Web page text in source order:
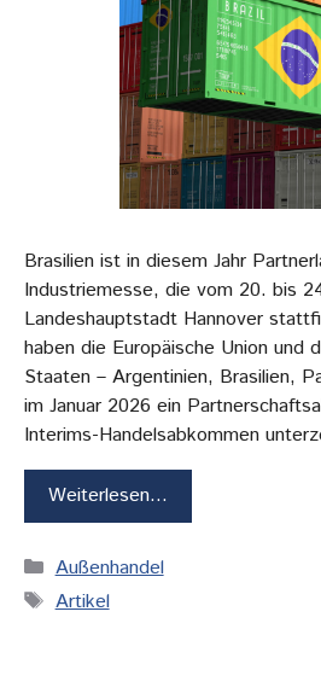
Brasilien ist in diesem Jahr
Industriemesse, die vom 20. bis
Landeshauptstadt Hannover
haben die Europäische Union und
Staaten – Argentinien, Brasilien,
im Januar 2026 ein
Interims-Handelsabkommen
Weiterlesen…
Kategorien
Außenhandel
Schlagwörter
Artikel